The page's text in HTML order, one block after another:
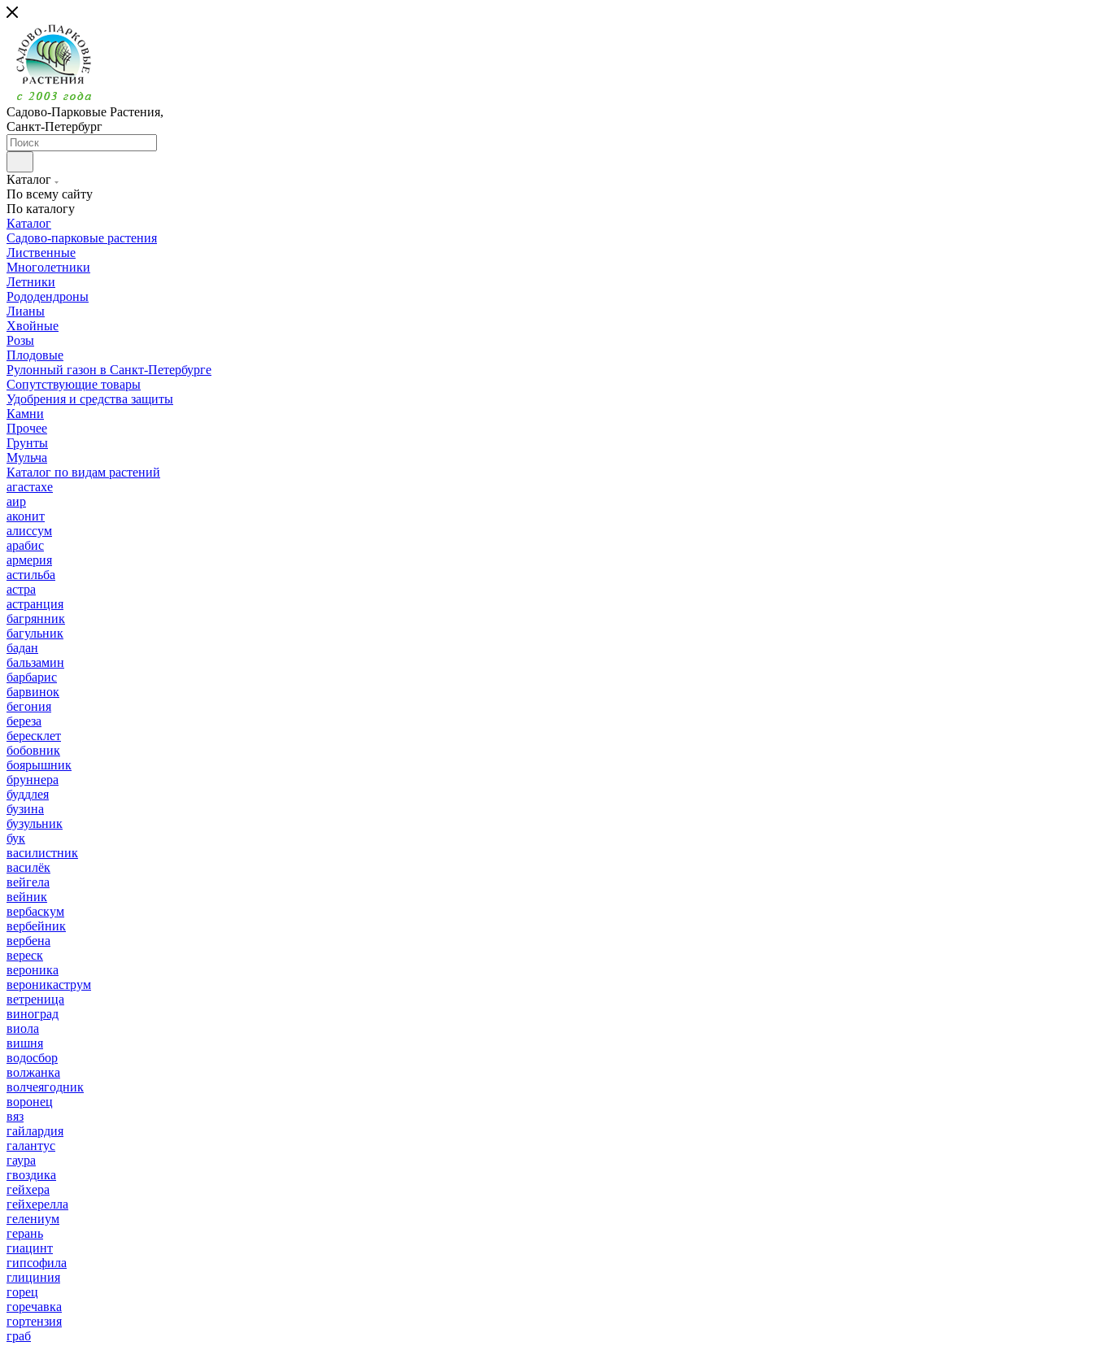
Садово-Парковые Растения,
Санкт-Петербург
Каталог
По всему сайту
По каталогу
Каталог
Садово-парковые растения
Лиственные
Многолетники
Летники
Рододендроны
Лианы
Хвойные
Розы
Плодовые
Рулонный газон в Санкт-Петербурге
Сопутствующие товары
Удобрения и средства защиты
Камни
Прочее
Грунты
Мульча
Каталог по видам растений
агастахе
аир
аконит
алиссум
арабис
армерия
астильба
астра
астранция
багрянник
багульник
бадан
бальзамин
барбарис
барвинок
бегония
береза
бересклет
бобовник
боярышник
бруннера
буддлея
бузина
бузульник
бук
василистник
василёк
вейгела
вейник
вербаскум
вербейник
вербена
вереск
вероника
вероникаструм
ветреница
виноград
виола
вишня
водосбор
волжанка
волчеягодник
воронец
вяз
гайлардия
галантус
гаура
гвоздика
гейхера
гейхерелла
гелениум
герань
гиацинт
гипсофила
глициния
горец
горечавка
гортензия
граб